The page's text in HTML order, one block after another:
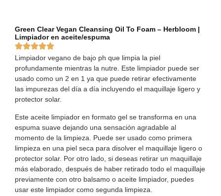
Green Clear Vegan Cleansing Oil To Foam – Herbloom |
Limpiador en aceite/espuma
Limpiador vegano de bajo ph que limpia la piel
profundamente mientras la nutre. Este limpiador puede ser
usado como un 2 en 1 ya que puede retirar efectivamente
las impurezas del día a día incluyendo el maquillaje ligero y
protector solar.
Este aceite limpiador en formato gel se transforma en una
espuma suave dejando una sensación agradable al
momento de la limpieza. Puede ser usado como primera
limpieza en una piel seca para disolver el maquillaje ligero o
protector solar. Por otro lado, si deseas retirar un maquillaje
más elaborado, después de haber retirado todo el maquillaje
previamente con otro balsamo o aceite limpiador, puedes
usar este limpiador como segunda limpieza.